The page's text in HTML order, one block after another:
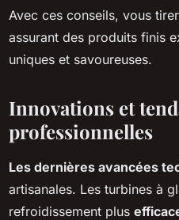
Avec ces conseils, vous
assurant des produits finis
uniques et savoureuses.
Innovations et
professionnelles
Les dernières avancées
artisanales. Les turbines à
refroidissement plus